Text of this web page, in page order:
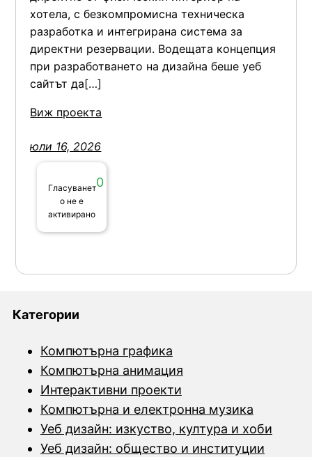
хотела, с безкомпромисна техническа
разработка и интегрирана система за
директни резервации. Водещата концепция
при разработването на дизайна беше уеб
сайтът да[…]
Виж проекта
юли 16, 2026
Гласуванет
о не е
активирано
0
Категории
Компютърна графика
Компютърна анимация
Интерактивни проекти
Компютърна и електронна музика
Уеб дизайн: изкуство, култура и хоби
Уеб дизайн: общество и институции